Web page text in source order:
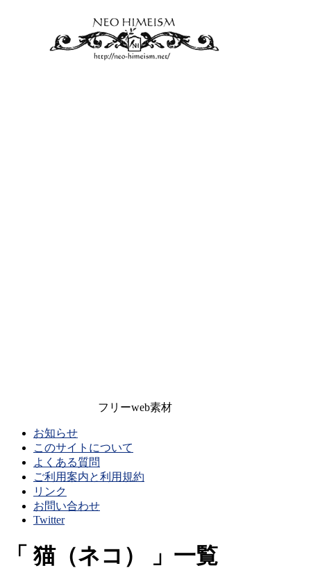
フリーweb素材
お知らせ
このサイトについて
よくある質問
ご利用案内と利用規約
リンク
お問い合わせ
Twitter
猫（ネコ） 一覧